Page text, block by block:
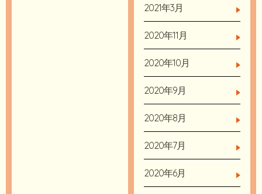
2021年3月
2020年11月
2020年10月
2020年9月
2020年8月
2020年7月
2020年6月